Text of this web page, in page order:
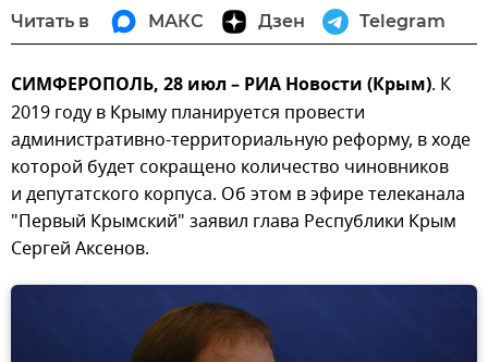
Читать в МАКС Дзен Telegram
СИМФЕРОПОЛЬ, 28 июл – РИА Новости (Крым). К
2019 году в Крыму планируется провести
административно-территориальную реформу, в ходе
которой будет сокращено количество чиновников
и депутатского корпуса. Об этом в эфире телеканала
"Первый Крымский" заявил глава Республики Крым
Сергей Аксенов.